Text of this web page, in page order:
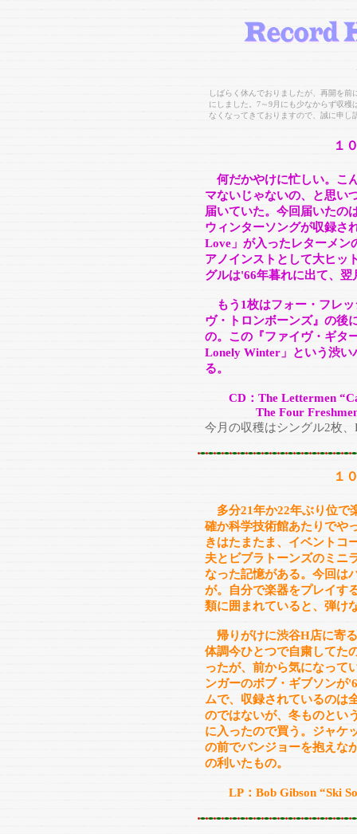
しばらく休んでおりましたが、再開を
にしました。7～9月にも少なからず収
なくなってきておりますので、誠に申し
１
何だかやけに忙しい。こ
マないじゃないの、と思い
届いていた。今回届いたの
ウィンターソングが収録さ
Love」が入ったレターメン
アノインストとして大ヒッ
グルは'66年暮れに出て、
もう1枚はフォー・フレッ
ヴ・トロンボーンズ』の後
の。この『ファイヴ・ギタ
Lonely Winter」という渋い
る。
CD：The Lettermen
The Four Freshmen “･
今月の収穫はシングル2枚
１
多分21年か22年ぶり位で
確か科学技術館あたりでや
きはたまたま、イベントコ
夫とビブラトーンズのミニ
なった記憶がある。今回は
が。自分で楽器をプレイす
類に囲まれていると、弾け
帰りがけに渋谷H店に寄
体調今ひとつで自粛してた
ったが、前から気になって
ンガーのボブ・ギブソンが
ムで、収録されているのは
のではないが、冬ものとい
に入ったので買う。ジャケ
の前でバンジョーを抱えな
の利いたもの。
LP：Bob Gibson “Ski